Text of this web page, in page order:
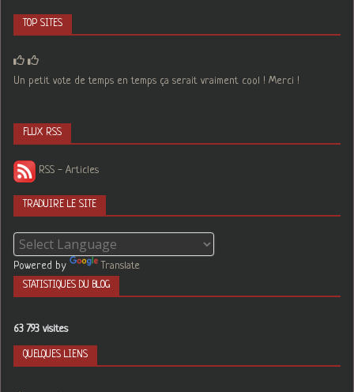
TOP SITES
Un petit vote de temps en temps ça serait vraiment cool ! Merci !
FLUX RSS
RSS - Articles
TRADUIRE LE SITE
Powered by Translate
STATISTIQUES DU BLOG
63 793 visites
QUELQUES LIENS